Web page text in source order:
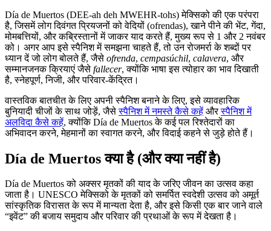
Día de Muertos (DEE-ah deh MWEHR-tohs) मेक्सिको की एक परंपरा
है, जिसमें लोग दिवंगत प्रियजनों को वेदियों (ofrendas), खाने पीने की भेंट, गेंदा,
मोमबत्तियों, और कब्रिस्तानों में जाकर याद करते हैं, मुख्य रूप से 1 और 2 नवंबर
को। अगर आप इसे स्पैनिश में समझना चाहते हैं, तो उन रोजमर्रा के शब्दों पर
ध्यान दें जो लोग बोलते हैं, जैसे ofrenda, cempasúchil, calavera, और
सम्मानजनक क्रियाएं जैसे fallecer, क्योंकि भाषा इस त्योहार का भाव दिखाती
है, स्नेहपूर्ण, निजी, और परिवार-केंद्रित।
वास्तविक बातचीत के लिए अपनी स्पैनिश बनाने के लिए, इसे व्यावहारिक
बुनियादी चीजों के साथ जोड़ें, जैसेस्पैनिश में नमस्ते कैसे कहें औरस्पैनिश में
अलविदा कैसे कहें, क्योंकि Día de Muertos के कई पल रिश्तेदारों का
अभिवादन करने, मेहमानों का स्वागत करने, और विदाई कहने से जुड़े होते हैं।
Día de Muertos क्या है (और क्या नहीं है)
Día de Muertos को अक्सर मृतकों की याद के जरिए जीवन का उत्सव कहा
जाता है। UNESCO मेक्सिको के मृतकों को समर्पित स्वदेशी उत्सव को अमूर्त
सांस्कृतिक विरासत के रूप में मान्यता देता है, और इसे किसी एक बार जाने वाले
“इवेंट” की बजाय समुदाय और परिवार की प्रथाओं के रूप में देखता है।